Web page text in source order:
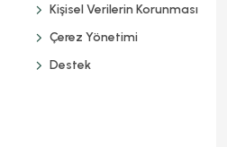
Kişisel Verilerin Korunması
Çerez Yönetimi
Destek